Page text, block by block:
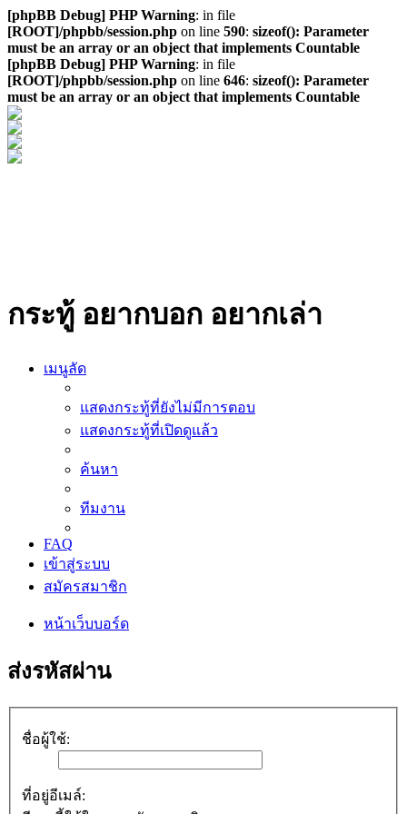
[phpBB Debug] PHP Warning: in file
[ROOT]/phpbb/session.php on line 590: sizeof(): Parameter
must be an array or an object that implements Countable
[phpBB Debug] PHP Warning: in file
[ROOT]/phpbb/session.php on line 646: sizeof(): Parameter
must be an array or an object that implements Countable
กระทู้ อยากบอก อยากเล่า
เมนูลัด
แสดงกระทู้ที่ยังไม่มีการตอบ
แสดงกระทู้ที่เปิดดูแล้ว
ค้นหา
ทีมงาน
FAQ
เข้าสู่ระบบ
สมัครสมาชิก
หน้าเว็บบอร์ด
ส่งรหัสผ่าน
ชื่อผู้ใช้:
ที่อยู่อีเมล์: